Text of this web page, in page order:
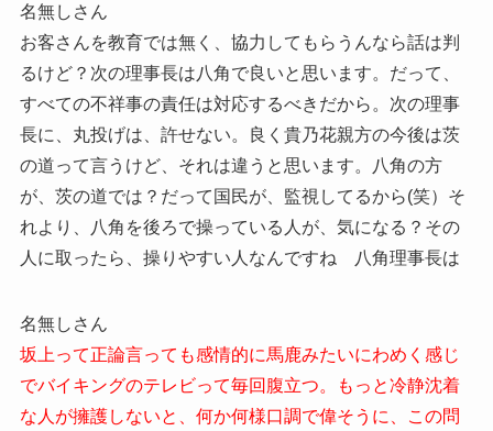
名無しさん
お客さんを教育では無く、協力してもらうんなら話は判
るけど？次の理事長は八角で良いと思います。だって、
すべての不祥事の責任は対応するべきだから。次の理事
長に、丸投げは、許せない。良く貴乃花親方の今後は茨
の道って言うけど、それは違うと思います。八角の方
が、茨の道では？だって国民が、監視してるから(笑）そ
れより、八角を後ろで操っている人が、気になる？その
人に取ったら、操りやすい人なんですね 八角理事長は
名無しさん
坂上って正論言っても感情的に馬鹿みたいにわめく感じ
でバイキングのテレビって毎回腹立つ。もっと冷静沈着
な人が擁護しないと、何か何様口調で偉そうに、この問